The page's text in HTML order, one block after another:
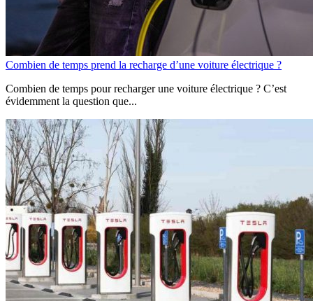
Combien de temps prend la recharge d’une voiture électrique ?
Combien de temps pour recharger une voiture électrique ? C’est
évidemment la question que...